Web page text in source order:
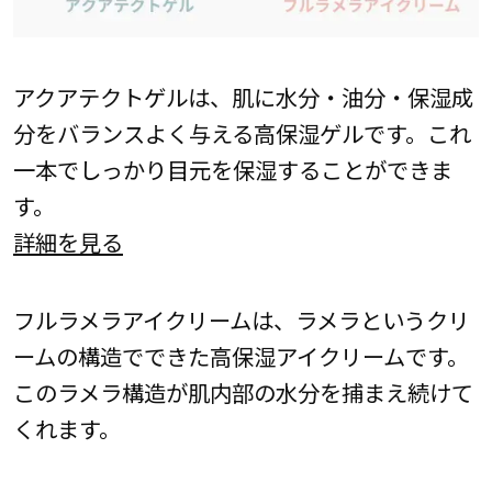
アクアテクトゲルは、肌に水分・油分・保湿成
分をバランスよく与える高保湿ゲルです。これ
一本でしっかり目元を保湿することができま
す。
詳細を見る
フルラメラアイクリームは、ラメラというクリ
ームの構造でできた高保湿アイクリームです。
このラメラ構造が肌内部の水分を捕まえ続けて
くれます。